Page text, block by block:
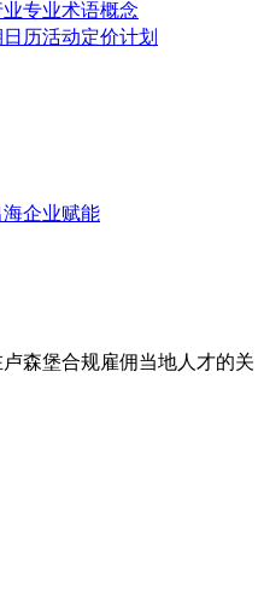
专业术语概念
历活动定价计划
企业赋能
森堡合规雇佣当地人才的关